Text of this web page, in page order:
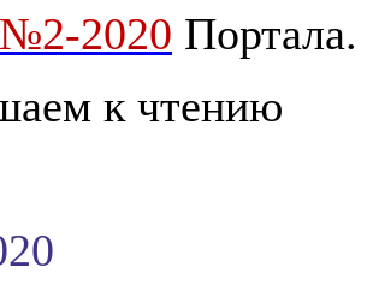
№2-2020 Портала.
к чтению